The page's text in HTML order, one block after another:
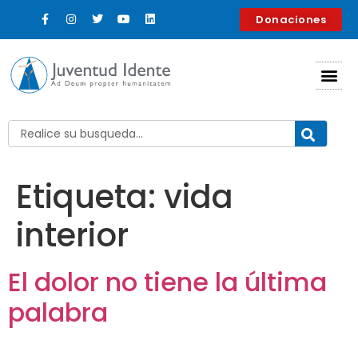
contenido Donaciones
Etiqueta: vida
interior
El dolor no tiene la última
palabra